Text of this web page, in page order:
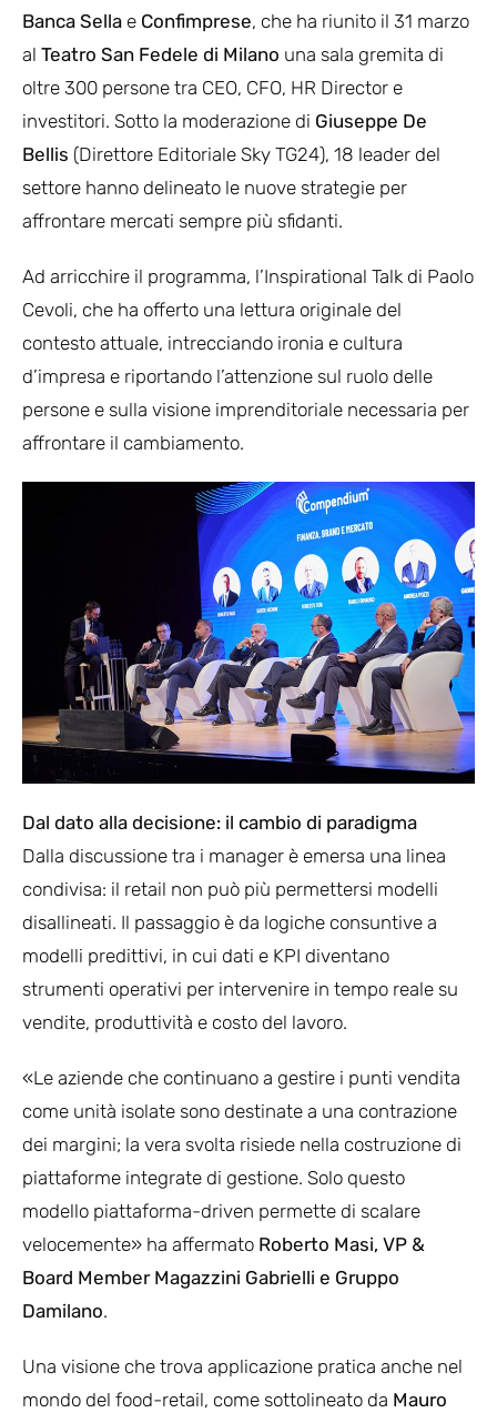
Banca Sella e Confimprese, che ha riunito il 31 marzo
al Teatro San Fedele di Milano una sala gremita di
oltre 300 persone tra CEO, CFO, HR Director e
investitori. Sotto la moderazione di Giuseppe De
Bellis (Direttore Editoriale Sky TG24), 18 leader del
settore hanno delineato le nuove strategie per
affrontare mercati sempre più sfidanti.
Ad arricchire il programma, l’Inspirational Talk di Paolo
Cevoli, che ha offerto una lettura originale del
contesto attuale, intrecciando ironia e cultura
d’impresa e riportando l’attenzione sul ruolo delle
persone e sulla visione imprenditoriale necessaria per
affrontare il cambiamento.
Dal dato alla decisione: il cambio di paradigma
Dalla discussione tra i manager è emersa una linea
condivisa: il retail non può più permettersi modelli
disallineati. Il passaggio è da logiche consuntive a
modelli predittivi, in cui dati e KPI diventano
strumenti operativi per intervenire in tempo reale su
vendite, produttività e costo del lavoro.
«Le aziende che continuano a gestire i punti vendita
come unità isolate sono destinate a una contrazione
dei margini; la vera svolta risiede nella costruzione di
piattaforme integrate di gestione. Solo questo
modello piattaforma-driven permette di scalare
velocemente» ha affermato Roberto Masi, VP &
Board Member Magazzini Gabrielli e Gruppo
Damilano.
Una visione che trova applicazione pratica anche nel
mondo del food-retail, come sottolineato da Mauro